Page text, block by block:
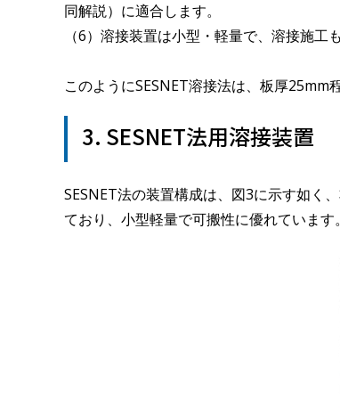
同解説）に適合します。
（6）溶接装置は小型・軽量で、溶接施工
このようにSESNET溶接法は、板厚25mm
3. SESNET法用溶接装置
SESNET法の装置構成は、図3に示す如く
ており、小型軽量で可搬性に優れています。